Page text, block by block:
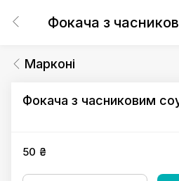
Фокача з
Марконі
Фокача з часниковим
50 ₴